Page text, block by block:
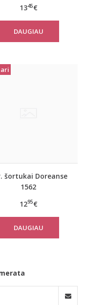
1345€
DAUGIAU
šortukai Doreanse
1562
1295€
DAUGIAU